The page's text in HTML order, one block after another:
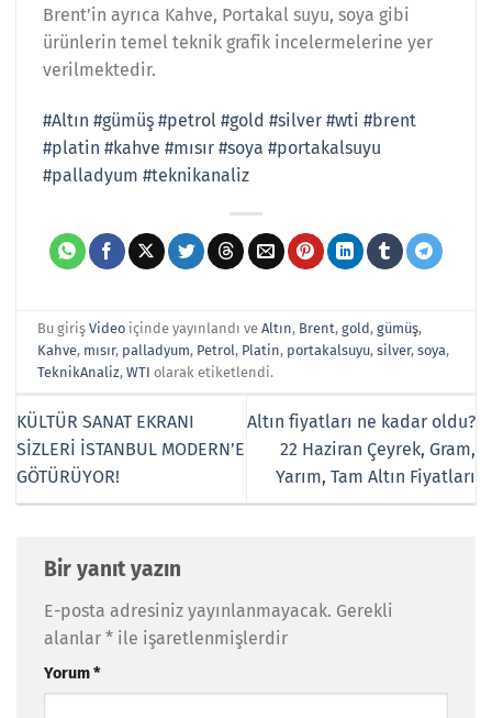
Brent’in ayrıca Kahve, Portakal suyu, soya gibi
ürünlerin temel teknik grafik incelermelerine yer
verilmektedir.
#Altın #gümüş #petrol #gold #silver #wti #brent
#platin #kahve #mısır #soya #portakalsuyu
#palladyum #teknikanaliz
Bu girişVideo içinde yayınlandı veAltın, Brent,gold,gümüş,
Kahve, mısır, palladyum, Petrol, Platin, portakalsuyu,silver,soya,
TeknikAnaliz,WTI olarak etiketlendi.
KÜLTÜR SANAT EKRANI
SİZLERİ İSTANBUL MODERN’E
GÖTÜRÜYOR!
Altın fiyatları ne kadar oldu?
22 Haziran Çeyrek, Gram,
Yarım, Tam Altın Fiyatları
Bir yanıt yazın
E-posta adresiniz yayınlanmayacak. Gerekli
alanlar * ile işaretlenmişlerdir
Yorum*